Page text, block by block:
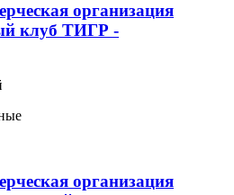
организация
клуб ТИГР -
организация